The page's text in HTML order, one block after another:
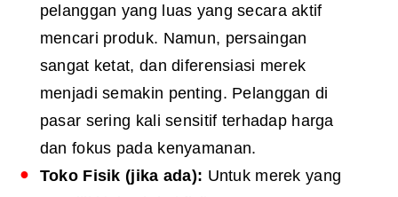
pelanggan yang luas yang secara aktif
mencari produk. Namun, persaingan
sangat ketat, dan diferensiasi merek
menjadi semakin penting. Pelanggan di
pasar sering kali sensitif terhadap harga
dan fokus pada kenyamanan.
Toko Fisik (jika ada): Untuk merek yang